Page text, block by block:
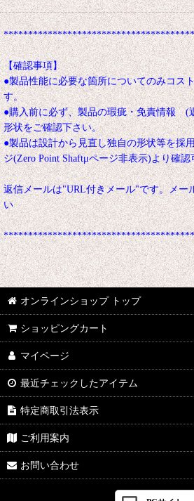
【確認事項】
●製品性能に必要な箇所についてのみコス
す。
●購入前に必ず、製品の瑕疵・免責情報 (
形状をご確認下さい。
●製品は設計から見直し独自の形状等を採
ジ(Zero Point Shaftμページ非表示)より確認
返信メールは"URL付きメール"です。メー
い
オンラインショップ トップ
ショッピングカート
マイページ
最近チェックしたアイテム
特定商取引法表示
ご利用案内
お問い合わせ